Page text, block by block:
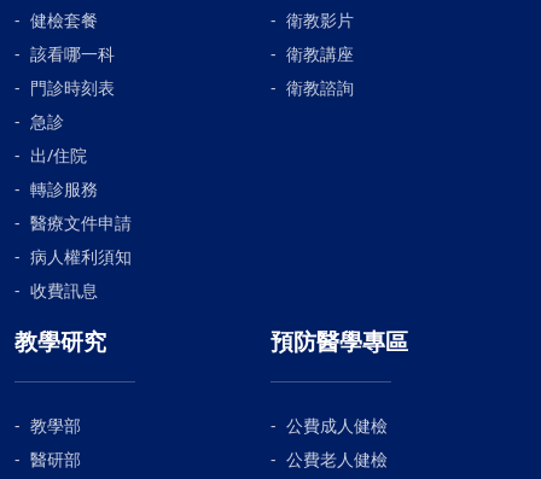
健檢套餐
該看哪一科
門診時刻表
急診
出/住院
轉診服務
醫療文件申請
病人權利須知
收費訊息
衛教影片
衛教講座
衛教諮詢
教學研究
教學部
醫研部
預防醫學專區
公費成人健檢
公費老人健檢